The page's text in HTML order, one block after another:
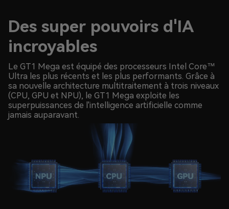
Des super pouvoirs d'IA
incroyables
Le GT1 Mega est équipé des processeurs Intel Core™
Ultra les plus récents et les plus performants. Grâce à
sa nouvelle architecture multitraitement à trois niveaux
(CPU, GPU et NPU), le GT1 Mega exploite les
superpuissances de l'intelligence artificielle comme
jamais auparavant.